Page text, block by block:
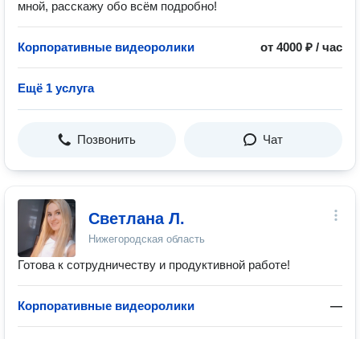
мной, расскажу обо всём подробно!
Корпоративные видеоролики от 4000 ₽ / час
Ещё 1 услуга
Позвонить Чат
Светлана Л.
Нижегородская область
Готова к сотрудничеству и продуктивной работе!
Корпоративные видеоролики —